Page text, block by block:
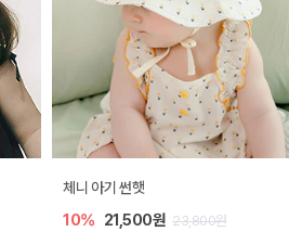
체니 아기 썬햇
10% 21,500원 23,800원